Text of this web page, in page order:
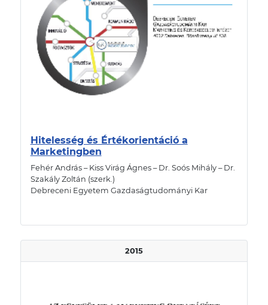
Hitelesség és Értékorientáció a
Marketingben
Fehér András – Kiss Virág Ágnes – Dr. Soós Mihály – Dr.
Szakály Zoltán (szerk.)
Debreceni Egyetem Gazdaságtudományi Kar
2015